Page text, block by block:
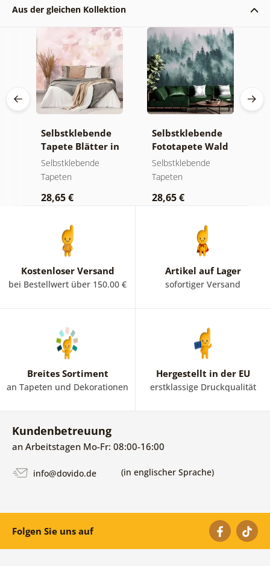
Aus der gleichen Kollektion
Selbstklebende
Tapete Blätter in
Pastelltönen
Selbstklebende
Tapeten
28,65 €
Selbstklebende
Fototapete Wald
im Nebel
Selbstklebende
Tapeten
28,65 €
Kostenloser Versand
bei Bestellwert über 150.00 €
Artikel auf Lager
sofortiger Versand
Breites Sortiment
an Tapeten und Dekorationen
Hergestellt in der EU
erstklassige Druckqualität
Kundenbetreuung
an Arbeitstagen Mo-Fr: 08:00-16:00
info@dovido.de (in englischer Sprache)
Folgen Sie uns auf